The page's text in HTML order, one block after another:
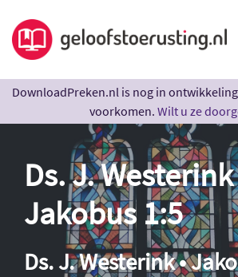
DownloadPreken.nl is nog in
voorkomen. Wilt u ze
Ds. J.
Jakobus 1:5
Ds. J. Westerink •